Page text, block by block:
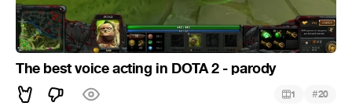
The best voice acting in DOTA 2 - parody
1 #20